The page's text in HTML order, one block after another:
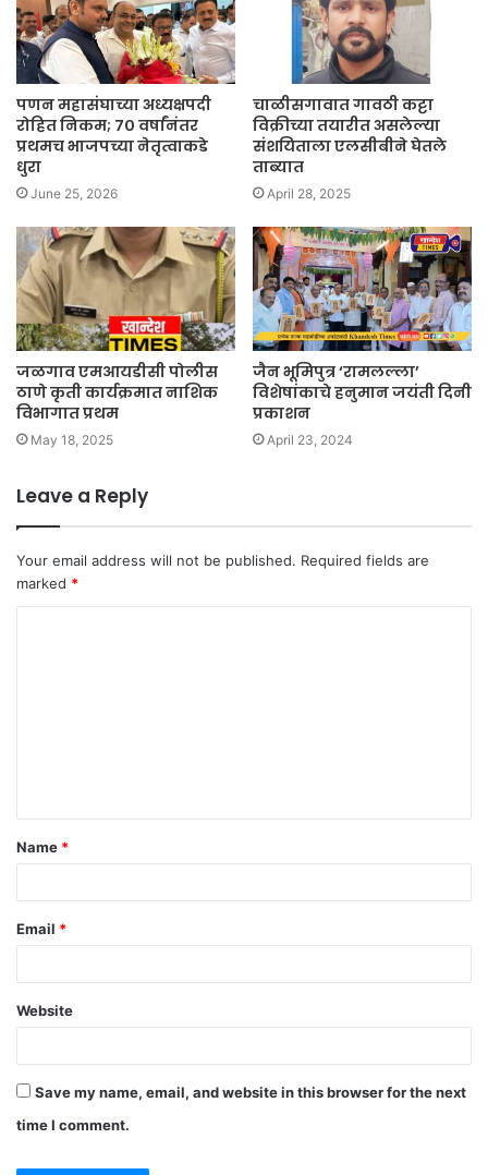
पणन महासंघाच्या अध्यक्षपदी
रोहित निकम; ७० वर्षांनंतर
प्रथमच भाजपच्या नेतृत्वाकडे
धुरा
June 25, 2026
चाळीसगावात गावठी कट्टा
विक्रीच्या तयारीत असलेल्या
संशयिताला एलसीबीने घेतले
ताब्यात
April 28, 2025
जळगाव एमआयडीसी पोलीस
ठाणे कृती कार्यक्रमात नाशिक
विभागात प्रथम
May 18, 2025
जैन भूमिपुत्र ‘रामलल्ला’
विशेषांकाचे हनुमान जयंती दिनी
प्रकाशन
April 23, 2024
Leave a Reply
Your email address will not be published. Required fields are
marked *
t
*
Name *
Email *
Website
Save my name, email, and website in this browser for the next
time I comment.